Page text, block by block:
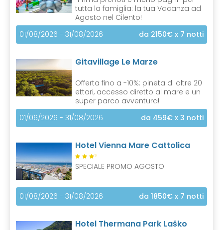
tutta la famiglia: la tua Vacanza ad
Agosto nel Cilento!
01/08/2026 - 31/08/2026
da 2150€ x 7 notti
Gitavillage Le Marze
Offerta fino a -10%: pineta di oltre 20
ettari, accesso diretto al mare e un
super parco avventura!
01/06/2026 - 31/08/2026
da 459€ x 3 notti
Hotel Vienna Mare Cattolica
S
SPECIALE PROMO AGOSTO
01/08/2026 - 31/08/2026 da 1850€ x 7 notti
Hotel Thermana Park Laško